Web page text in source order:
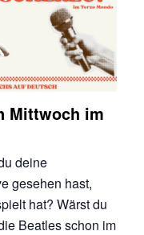
Mittwoch im
deine
gesehen hast,
hat? Wärst du
Beatles schon im